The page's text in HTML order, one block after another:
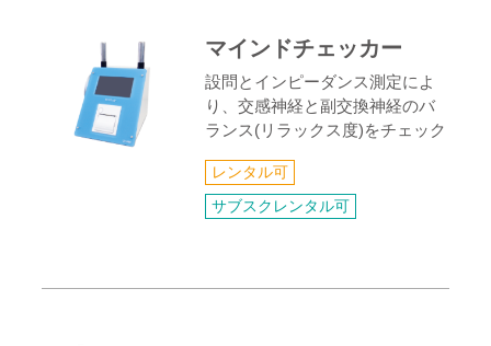
マインドチェッカー
設問とインピーダンス測定によ
り、交感神経と副交換神経のバ
ランス(リラックス度)をチェック
レンタル可
サブスクレンタル可